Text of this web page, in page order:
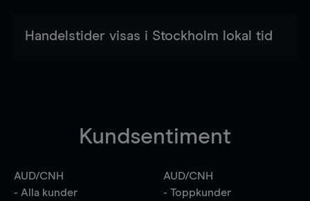
Handelstider visas i Stockholm lokal tid
Kundsentiment
AUD/CNH
- Alla kunder
AUD/CNH
- Toppkunder